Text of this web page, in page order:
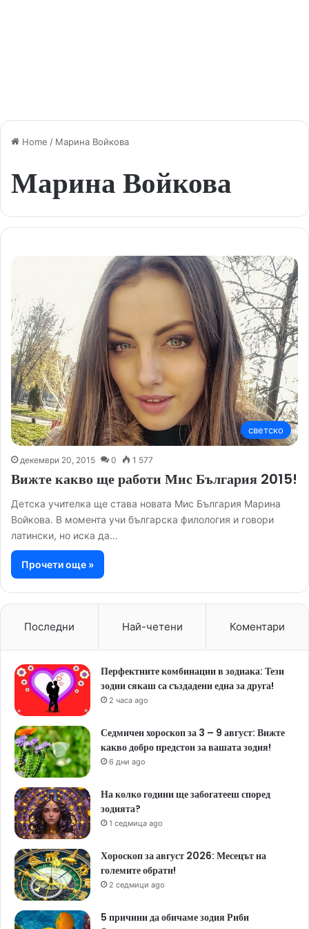
Home / Марина Войкова
Марина Войкова
светско
декември 20, 2015 0 1 577
Вижте какво ще работи Мис България 2015!
Детска учителка ще става новата Мис България Марина
Войкова. В момента учи българска филология и говори
латински, но иска да…
Прочети още »
Последни Най-четени Коментари
Перфектните комбинации в зодиака: Тези
зодии сякаш са създадени една за друга!
2 часа ago
Седмичен хороскоп за 3 – 9 август: Вижте
какво добро предстои за вашата зодия!
6 дни ago
На колко години ще забогатееш според
зодията?
1 седмица ago
Хороскоп за август 2026: Месецът на
големите обрати!
2 седмици ago
5 причини да обичаме зодия Риби